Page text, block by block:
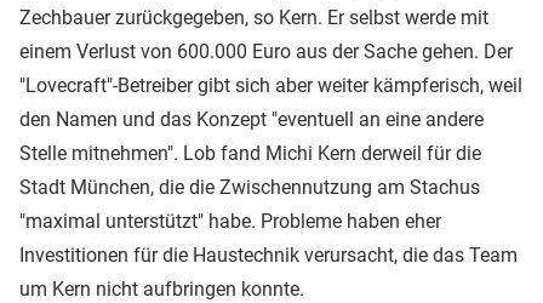
Zechbauer zurückgegeben, so Kern. Er selbst werde mit
einem Verlust von 600.000 Euro aus der Sache gehen. Der
"Lovecraft"-Betreiber gibt sich aber weiter kämpferisch, weil
den Namen und das Konzept "eventuell an eine andere
Stelle mitnehmen". Lob fand Michi Kern derweil für die
Stadt München, die die Zwischennutzung am Stachus
"maximal unterstützt" habe. Probleme haben eher
Investitionen für die Haustechnik verursacht, die das Team
um Kern nicht aufbringen konnte.